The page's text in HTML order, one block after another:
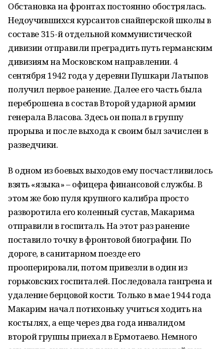
Обстановка на фронтах постоянно обострялась.
Недоучившихся курсантов снайперской школы в
составе 315-й отдельной коммунистической
дивизии отправили преградить путь германским
дивизиям на Московском направлении. 4
сентября 1942 года у деревни Пушкари Латыпов
получил первое ранение. Далее его часть была
переброшена в состав Второй ударной армии
генерала Власова. Здесь он попал в группу
прорыва и после выхода к своим был зачислен в
разведчики.
В одном из боевых выходов ему посчастливилось
взять «языка» – офицера финансовой службы. В
этом же бою пуля крупного калибра просто
разворотила его коленный сустав, Макарима
отправили в госпиталь. На этот раз ранение
поставило точку в фронтовой биографии. По
дороге, в санитарном поезде его
прооперировали, потом привезли в один из
горьковских госпиталей. Последовала гангрена и
удаление берцовой кости. Только в мае 1944 года
Макарим начал потихоньку учиться ходить на
костылях, а еще через два года инвалидом
второй группы приехал в Ермотаево. Немного